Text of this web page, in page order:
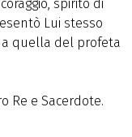
spirito di
Lui stesso
a quella del profeta
Re e Sacerdote.